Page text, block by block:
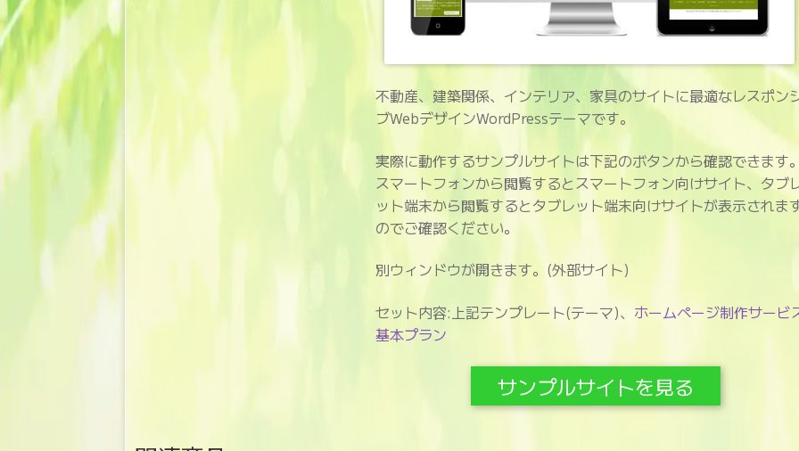
不動産、建築関係、インテリア、家具のサイトに最適なレスポン
ブWebデザインWordPressテーマです。
実際に動作するサンプルサイトは下記のボタンから確認できます
スマートフォンから閲覧するとスマートフォン向けサイト、タブ
ット端末から閲覧するとタブレット端末向けサイトが表示されま
のでご確認ください。
別ウィンドウが開きます。(外部サイト)
セット内容:上記テンプレート(テーマ)、 ホームページ制作サービ
基本プラン
サンプルサイトを見る